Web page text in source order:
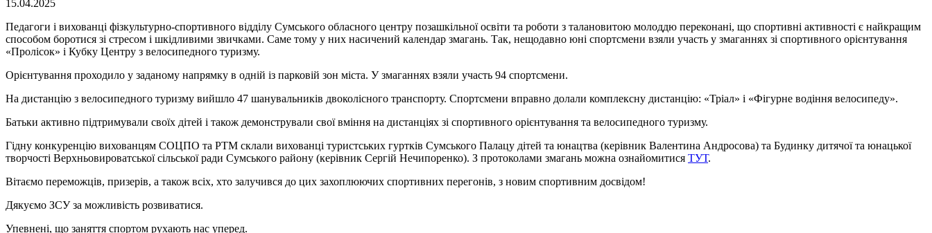
15.04.2025
Педагоги і вихованці фізкультурно-спортивного відділу Сумського обласного центру позашкільної освіти та роботи з талановитою молоддю переконані, що спортивні активності є найкращим
способом боротися зі стресом і шкідливими звичками. Саме тому у них насичений календар змагань. Так, нещодавно юні спортсмени взяли участь у змаганнях зі спортивного орієнтування
«Пролісок» і Кубку Центру з велосипедного туризму.
Орієнтування проходило у заданому напрямку в одній із парковій зон міста. У змаганнях взяли участь 94 спортсмени.
На дистанцію з велосипедного туризму вийшло 47 шанувальників двоколісного транспорту. Спортсмени вправно долали комплексну дистанцію: «Тріал» і «Фігурне водіння велосипеду».
Батьки активно підтримували своїх дітей і також демонстрували свої вміння на дистанціях зі спортивного орієнтування та велосипедного туризму.
Гідну конкуренцію вихованцям СОЦПО та РТМ склали вихованці туристських гуртків Сумського Палацу дітей та юнацтва (керівник Валентина Андросова) та Будинку дитячої та юнацької
творчості Верхньовироватської сільської ради Сумського району (керівник Сергій Нечипоренко). З протоколами змагань можна ознайомитися ТУТ.
Вітаємо переможців, призерів, а також всіх, хто залучився до цих захоплюючих спортивних перегонів, з новим спортивним досвідом!
Дякуємо ЗСУ за можливість розвиватися.
Упевнені, що заняття спортом рухають нас уперед.